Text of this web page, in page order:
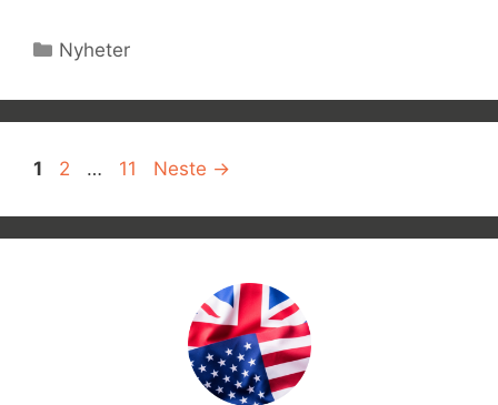
Kategorier
Nyheter
Side
1 Side
2 … Side
11 Neste →